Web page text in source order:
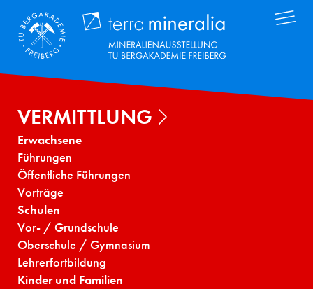
Inhalt
Terra
VERMITTLUNG
Erwachsene
Führungen
Öffentliche Führungen
Vorträge
Schulen
Vor- / Grundschule
Oberschule / Gymnasium
Lehrerfortbildung
Kinder und Familien